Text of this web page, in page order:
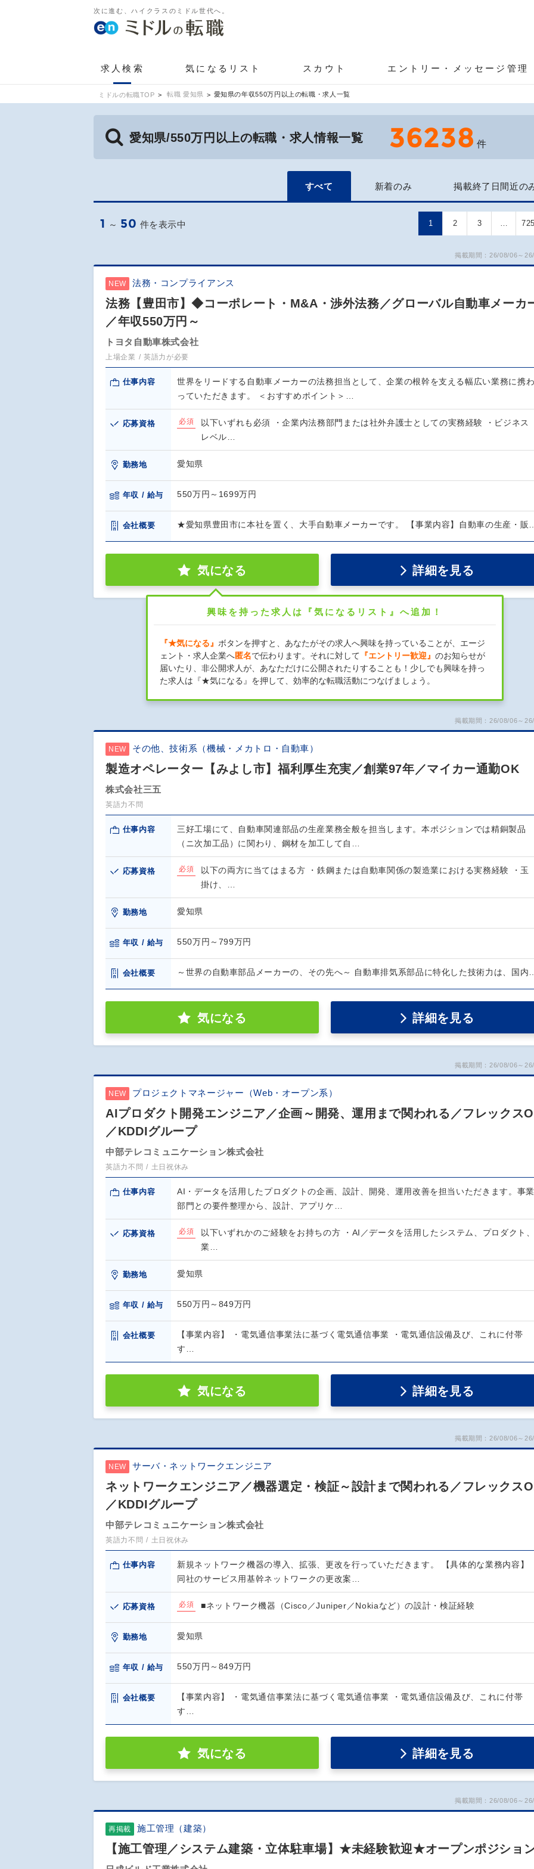
次に進む、ハイクラスのミドル世代へ。
求人検索 気になるリスト スカウト エントリー・メッセージ管理
ミドルの転職TOP 転職 愛知県 愛知県の年収550万円以上の転職・求人一覧
愛知県/550万円以上の転職・求人情報一覧 36238 件
すべて 新着のみ 掲載終了日間近の
1 ～ 50 件を表示中 1 2 3 … 725
掲載期間：26/08/06～
NEW 法務・コンプライアンス
法務【豊田市】◆コーポレート・M&A・渉外法務／グローバル自動車メーカ
／年収550万円～
トヨタ自動車株式会社
上場企業 英語力が必要
仕事内容
世界をリードする自動車メーカーの法務担当として、企業の根幹を支える幅広い業務に携わ
っていただきます。 ＜おすすめポイント＞…
応募資格 必須
以下いずれも必須 ・企業内法務部門または社外弁護士としての実務経験 ・ビジネス
レベル…
勤務地 愛知県
年収 / 給与 550万円～1699万円
会社概要 ★愛知県豊田市に本社を置く、大手自動車メーカーです。 【事業内容】自動車の生産・販…
気になる 詳細を見る
興味を持った求人は『気になるリスト』へ追加！
『★気になる』 ボタンを押すと、あなたがその求人へ興味を持っていることが、エージ
ェント・求人企業へ匿名で伝わります。それに対して 『エントリー歓迎』 のお知らせが
届いたり、非公開求人が、あなただけに公開されたりすることも！少しでも興味を持っ
た求人は『★気になる』を押して、効率的な転職活動につなげましょう。
掲載期間：26/08/06～
NEW その他、技術系（機械・メカトロ・自動車）
製造オペレーター【みよし市】福利厚生充実／創業97年／マイカー通勤OK
株式会社三五
英語力不問
仕事内容
三好工場にて、自動車関連部品の生産業務全般を担当します。本ポジションでは精銅製品
（ニ次加工品）に関わり、鋼材を加工して自…
応募資格 必須
以下の両方に当てはまる方 ・鉄鋼または自動車関係の製造業における実務経験 ・玉
掛け、…
勤務地 愛知県
年収 / 給与 550万円～799万円
会社概要 ～世界の自動車部品メーカーの、その先へ～ 自動車排気系部品に特化した技術力は、国内…
気になる 詳細を見る
掲載期間：26/08/06～
NEW プロジェクトマネージャー（Web・オープン系）
AIプロダクト開発エンジニア／企画～開発、運用まで関われる／フレックス
／KDDIグループ
中部テレコミュニケーション株式会社
英語力不問 土日祝休み
仕事内容
AI・データを活用したプロダクトの企画、設計、開発、運用改善を担当いただきます。事業
部門との要件整理から、設計、アプリケ…
応募資格 必須
以下いずれかのご経験をお持ちの方 ・AI／データを活用したシステム、プロダクト、
業…
勤務地 愛知県
年収 / 給与 550万円～849万円
会社概要
【事業内容】 ・電気通信事業法に基づく電気通信事業 ・電気通信設備及び、これに付帯
す…
気になる 詳細を見る
掲載期間：26/08/06～
NEW サーバ・ネットワークエンジニア
ネットワークエンジニア／機器選定・検証～設計まで関われる／フレックス
／KDDIグループ
中部テレコミュニケーション株式会社
英語力不問 土日祝休み
仕事内容
新規ネットワーク機器の導入、拡張、更改を行っていただきます。 【具体的な業務内容】
同社のサービス用基幹ネットワークの更改案…
応募資格 必須 ■ネットワーク機器（Cisco／Juniper／Nokiaなど）の設計・検証経験
勤務地 愛知県
年収 / 給与 550万円～849万円
会社概要
【事業内容】 ・電気通信事業法に基づく電気通信事業 ・電気通信設備及び、これに付帯
す…
気になる 詳細を見る
掲載期間：26/08/06～
再掲載 施工管理（建築）
【施工管理／システム建築・立体駐車場】★未経験歓迎★オープンポジショ